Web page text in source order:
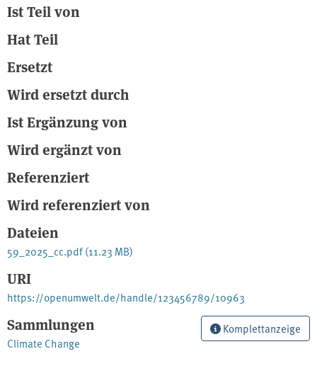
Ist Teil von
Hat Teil
Ersetzt
Wird ersetzt durch
Ist Ergänzung von
Wird ergänzt von
Referenziert
Wird referenziert von
Dateien
59_2025_cc.pdf(11.23 MB)
URI
https://openumwelt.de/handle/123456789/10963
Sammlungen
Climate Change
Komplettanzeige